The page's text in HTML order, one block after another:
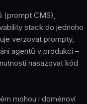
(prompt CMS),
stack do jednoho
verzovat prompty,
agentů v produkci –
nasazovat kód
mohou i doménoví